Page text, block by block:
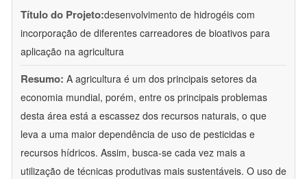
Título do Projeto:desenvolvimento de hidrogéis com
incorporação de diferentes carreadores de bioativos para
aplicação na agricultura
Resumo: A agricultura é um dos principais setores da
economia mundial, porém, entre os principais problemas
desta área está a escassez dos recursos naturais, o que
leva a uma maior dependência de uso de pesticidas e
recursos hídricos. Assim, busca-se cada vez mais a
utilização de técnicas produtivas mais sustentáveis. O uso de